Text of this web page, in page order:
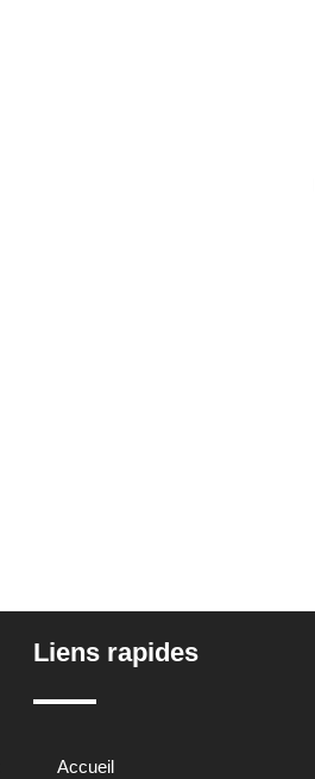
Liens rapides
Accueil